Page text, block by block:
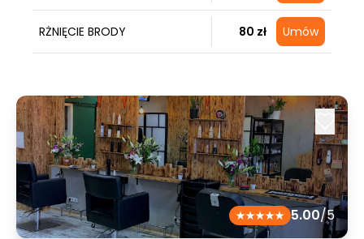
RŻNIĘCIE BRODY 80 zł Umów
5.00/5